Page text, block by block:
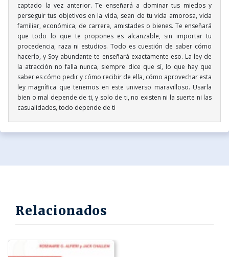
captado la vez anterior. Te enseñará a dominar tus miedos y
perseguir tus objetivos en la vida, sean de tu vida amorosa, vida
familiar, económica, de carrera, amistades o bienes. Te enseñará
que todo lo que te propones es alcanzable, sin importar tu
procedencia, raza ni estudios. Todo es cuestión de saber cómo
hacerlo, y Soy abundante te enseñará exactamente eso. La ley de
la atracción no falla nunca, siempre dice que sí, lo que hay que
saber es cómo pedir y cómo recibir de ella, cómo aprovechar esta
ley magnífica que tenemos en este universo maravilloso. Usarla
bien o mal depende de ti, y solo de ti, no existen ni la suerte ni las
casualidades, todo depende de ti
Relacionados